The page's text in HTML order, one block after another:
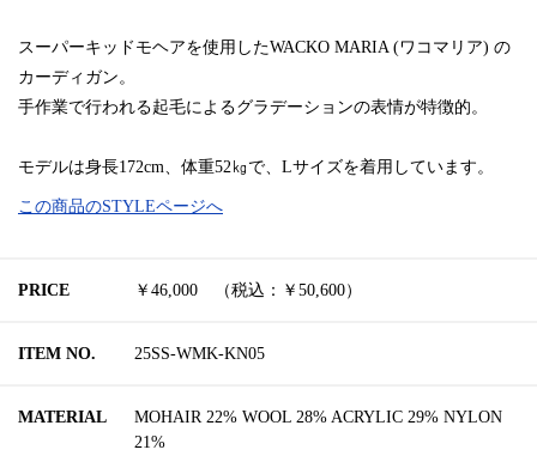
スーパーキッドモヘアを使用したWACKO MARIA (ワコマリア) の
カーディガン。
手作業で行われる起毛によるグラデーションの表情が特徴的。
モデルは身長172cm、体重52㎏で、Lサイズを着用しています。
この商品のSTYLEページへ
PRICE ￥46,000 （税込：￥50,600）
ITEM NO. 25SS-WMK-KN05
MATERIAL
MOHAIR 22% WOOL 28% ACRYLIC 29% NYLON
21%